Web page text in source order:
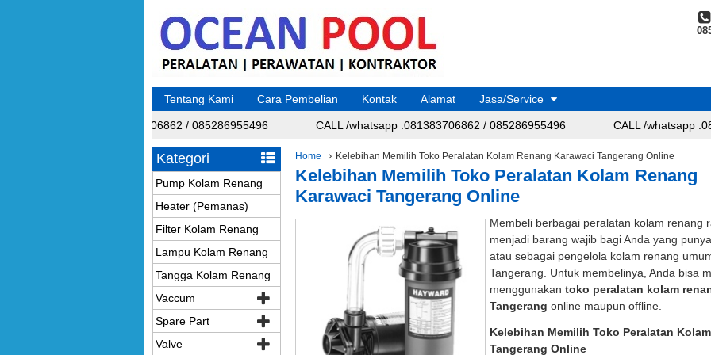
Tentang Kami Cara Pembelian Kontak Alamat Jasa/Service
CALL /whatsapp :081383706862 / 085286955496 CALL /whatsapp :081383706862 / 085286955496 CALL /whatsapp
CALL /whatsapp :081383706862 / 085286955496 CALL /whatsapp :081383706862 / 085286955496 CALL /whatsapp
Home Kelebihan Memilih Toko Peralatan Kolam Renang Karawaci Tangerang Online
Kelebihan Memilih Toko Peralatan Kolam Renang
Karawaci Tangerang Online
Membeli berbagai peralatan kolam renang
menjadi barang wajib bagi Anda yang
atau sebagai pengelola kolam renang
Tangerang. Untuk membelinya, Anda bisa
menggunakan toko peralatan kolam
Tangerang online maupun offline.
Kelebihan Memilih Toko Peralatan
Tangerang Online
Kategori
Pump Kolam Renang
Heater (Pemanas)
Filter Kolam Renang
Lampu Kolam Renang
Tangga Kolam Renang
Vaccum
Spare Part
Valve